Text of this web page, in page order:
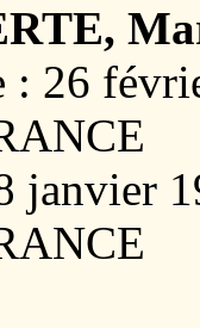
: 26
janvier